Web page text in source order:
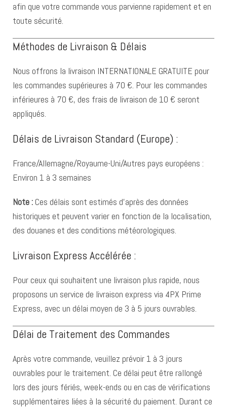
afin que votre commande vous parvienne rapidement et en
toute sécurité.
Méthodes de Livraison & Délais
Nous offrons la livraison INTERNATIONALE GRATUITE pour
les commandes supérieures à 70 €. Pour les commandes
inférieures à 70 €, des frais de livraison de 10 € seront
appliqués.
Délais de Livraison Standard (Europe) :
France/Allemagne/Royaume-Uni/Autres pays européens :
Environ 1 à 3 semaines
Note : Ces délais sont estimés d’après des données
historiques et peuvent varier en fonction de la localisation,
des douanes et des conditions météorologiques.
Livraison Express Accélérée :
Pour ceux qui souhaitent une livraison plus rapide, nous
proposons un service de livraison express via 4PX Prime
Express, avec un délai moyen de 3 à 5 jours ouvrables.
Délai de Traitement des Commandes
Après votre commande, veuillez prévoir 1 à 3 jours
ouvrables pour le traitement. Ce délai peut être rallongé
lors des jours fériés, week-ends ou en cas de vérifications
supplémentaires liées à la sécurité du paiement. Durant ce